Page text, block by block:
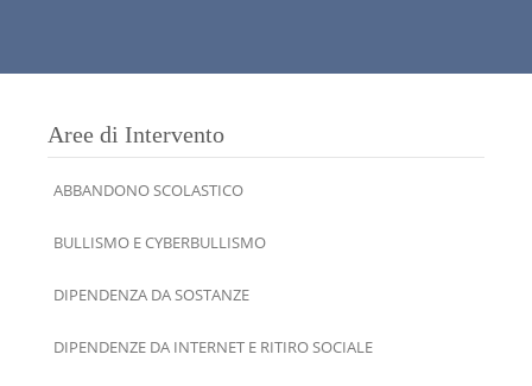
Aree di Intervento
ABBANDONO SCOLASTICO
BULLISMO E CYBERBULLISMO
DIPENDENZA DA SOSTANZE
DIPENDENZE DA INTERNET E RITIRO SOCIALE